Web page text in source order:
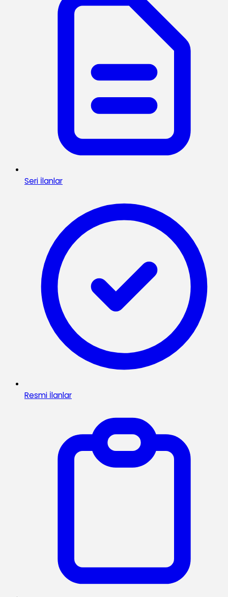
Seri İlanlar
Resmi İlanlar